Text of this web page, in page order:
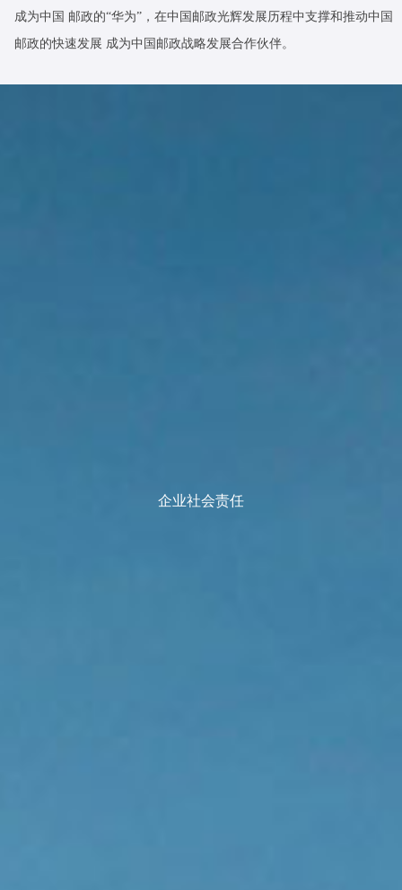
成为中国 邮政的“华为”，在中国邮政光辉发展历程中支撑和推动中国
邮政的快速发展 成为中国邮政战略发展合作伙伴。
企业社会责任